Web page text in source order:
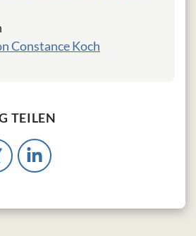
Constance Koch
TEILEN